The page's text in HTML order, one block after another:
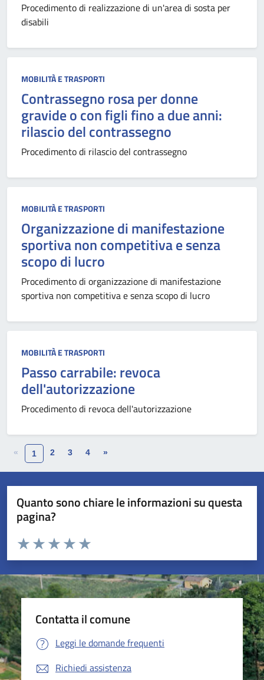
Procedimento di realizzazione di un'area di sosta per
disabili
MOBILITÀ E TRASPORTI
Contrassegno rosa per donne
gravide o con figli fino a due anni:
rilascio del contrassegno
Procedimento di rilascio del contrassegno
MOBILITÀ E TRASPORTI
Organizzazione di manifestazione
sportiva non competitiva e senza
scopo di lucro
Procedimento di organizzazione di manifestazione
sportiva non competitiva e senza scopo di lucro
MOBILITÀ E TRASPORTI
Passo carrabile: revoca
dell'autorizzazione
Procedimento di revoca dell'autorizzazione
« 1 2 3 4 »
Quanto sono chiare le informazioni su questa
pagina?
Valuta da 1 a 5 stelle la pagina
Valuta 5 stelle su 5
Valuta 4 stelle su 5
Valuta 3 stelle su 5
Valuta 2 stelle su 5
Valuta 1 stelle su 5
Contatta il comune
Leggi le domande frequenti
Richiedi assistenza